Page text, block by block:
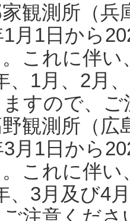
観測所（
月1日から
これに伴い
、1月、2月
すので、
観測所（
月1日から
これに伴い
、3月及び4
注意くだ